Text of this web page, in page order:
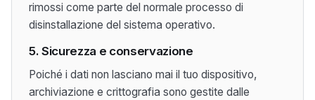
rimossi come parte del normale processo di
disinstallazione del sistema operativo.
5. Sicurezza e conservazione
Poiché i dati non lasciano mai il tuo dispositivo,
archiviazione e crittografia sono gestite dalle